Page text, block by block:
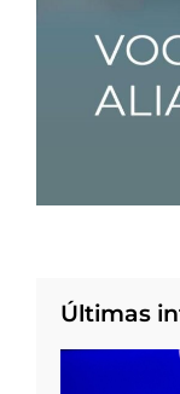
Últimas